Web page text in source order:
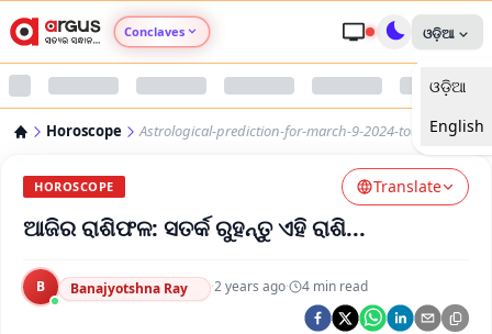
Conclaves
Argus Nari Shakti
Argus Swaad Odisha
ଓଡ଼ିଆ
ଓଡ଼ିଆ
English
Horoscope Astrological-prediction-for-march-9-2024-today
HOROSCOPE Translate
ଆଜିର ରାଶିଫଳ: ସତର୍କ ରୁହନ୍ତୁ ଏହି ରାଶି...
B Banajyotshna Ray ·2 years ago· 4 min read